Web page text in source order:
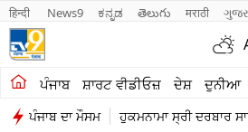
हिन्दी News9 ಕನ್ನಡ తెలుగు मराठी
ਪੰਜਾਬ ਸ਼ਾਰਟ ਵੀਡੀਓਜ਼ ਦੇਸ਼ ਦੁਨੀਆ
ਪੰਜਾਬ ਦਾ ਮੌਸਮ ਹੁਕਮਨਾਮਾ ਸ੍ਰੀ ਦਰਬਾਰ
ਖੇਤੀਬਾੜੀ
ਸ਼ਾਰਟ ਵੀਡੀਓਜ਼